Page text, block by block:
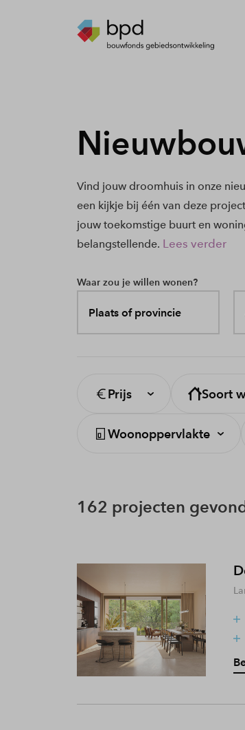
Vind jouw droomhuis in onze
een kijkje bij één van deze
jouw toekomstige buurt en
belangstellende. Lees verder
Waar zou je willen wonen?
Plaats of provincie
Prijs Soort
Woonoppervlakte
162 projecten